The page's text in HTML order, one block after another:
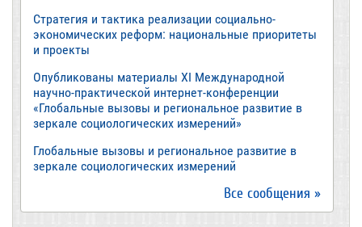
Стратегия и тактика реализации социально-
экономических реформ: национальные приоритеты
и проекты
Опубликованы материалы XI Международной
научно-практической интернет-конференции
«Глобальные вызовы и региональное развитие в
зеркале социологических измерений»
Глобальные вызовы и региональное развитие в
зеркале социологических измерений
Все сообщения »